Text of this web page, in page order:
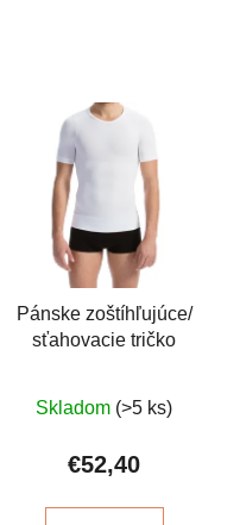
Pánske zoštíhľujúce/
sťahovacie tričko
hodnotenie
produktu
Skladom (>5 ks)
€52,40